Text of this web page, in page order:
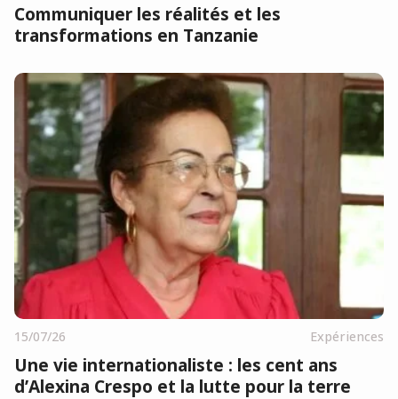
Communiquer les réalités et les
transformations en Tanzanie
15/07/26 Expériences
Une vie internationaliste : les cent ans
d’Alexina Crespo et la lutte pour la terre